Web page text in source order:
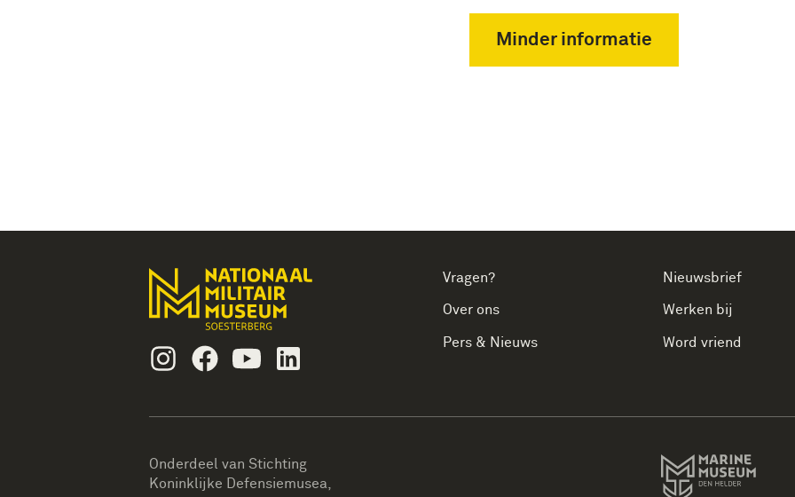
Minder informatie
InstagramFacebookYoutube
Vragen?
Over ons
Pers & Nieuws
Nieuwsbrief
Werken bij
Word vriend
Onderdeel van Stichting
Koninklijke Defensiemusea,